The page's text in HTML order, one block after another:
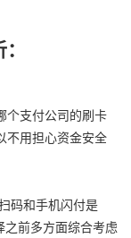
个支付公司的刷卡
不用担心资金安全
码和手机闪付是
前多方面综合考虑